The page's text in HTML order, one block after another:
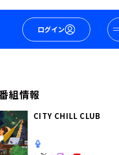
ログイン
組情報
CITY CHILL CLUB